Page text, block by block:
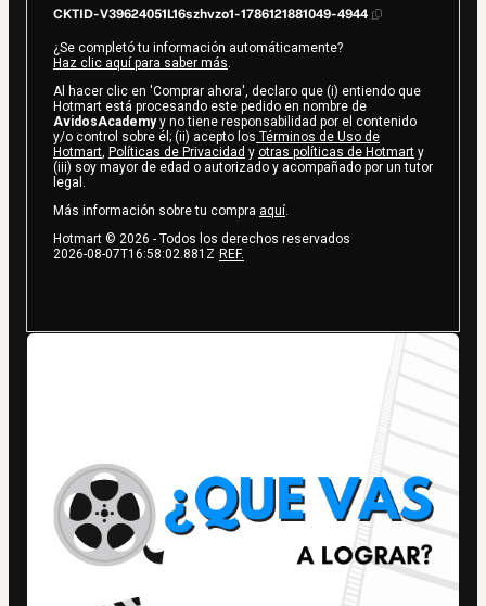
CKTID-V39624051L16szhvzo1-1786121881049-4944
¿Se completó tu información automáticamente?
Haz clic aquí para saber más
Al hacer clic en 'Comprar ahora', declaro que (i) entiendo que
Hotmart está procesando este pedido en nombre de
AvidosAcademyy no tiene responsabilidad por el contenido
y/o control sobre él; (ii) acepto los Términos de Uso de
Hotmart Políticas de Privacidad y otras políticas de Hotmart y
(iii) soy mayor de edad o autorizado y acompañado por un tutor
legal.
Más información sobre tu compra aquí
Hotmart © 2026 - Todos los derechos reservados
2026-08-07T16:58:02.881Z REF.